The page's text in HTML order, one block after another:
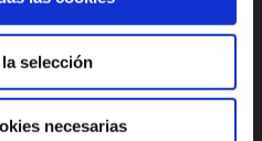
selección
necesarias